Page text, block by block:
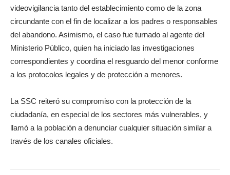
videovigilancia tanto del establecimiento como de la zona
circundante con el fin de localizar a los padres o responsables
del abandono. Asimismo, el caso fue turnado al agente del
Ministerio Público, quien ha iniciado las investigaciones
correspondientes y coordina el resguardo del menor conforme
a los protocolos legales y de protección a menores.
La SSC reiteró su compromiso con la protección de la
ciudadanía, en especial de los sectores más vulnerables, y
llamó a la población a denunciar cualquier situación similar a
través de los canales oficiales.